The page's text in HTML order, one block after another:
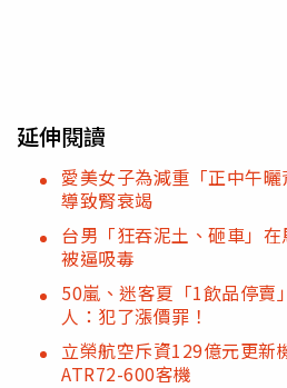
延伸閱讀
愛美女子為減重「正中午
導致腎衰竭
台男「狂吞泥土、砸車」
被逼吸毒
50嵐、迷客夏「1飲品停
人：犯了漲價罪！
立榮航空斥資129億元更
ATR72-600客機